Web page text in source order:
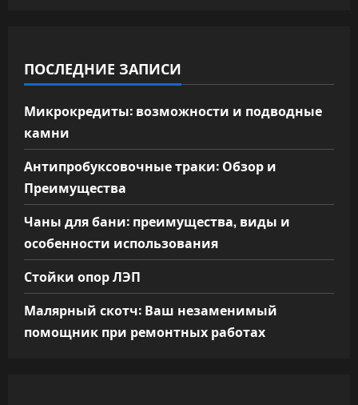
ПОСЛЕДНИЕ ЗАПИСИ
Микрокредиты: возможности и подводные
камни
Антипробуксовочные траки: Обзор и
Преимущества
Чаны для бани: преимущества, виды и
особенности использования
Стойки опор ЛЭП
Малярный скотч: Ваш незаменимый
помощник при ремонтных работах